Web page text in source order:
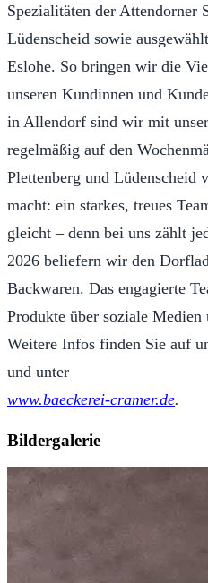
Spezialitäten der Attendorner
Lüdenscheid sowie
Eslohe. So bringen wir die
unseren Kundinnen und
in Allendorf sind wir mit
regelmäßig auf den
Plettenberg und Lüdenscheid
macht: ein starkes, treues
gleicht – denn bei uns zählt
2026 beliefern wir den
Backwaren. Das engagierte
Produkte über soziale
Weitere Infos finden Sie auf
und unter
www.baeckerei-cramer.de.
Bildergalerie